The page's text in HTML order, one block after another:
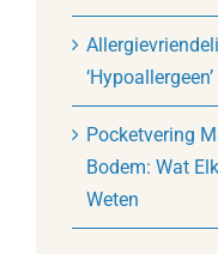
Pocketvering
Bodem: Wat
Weten